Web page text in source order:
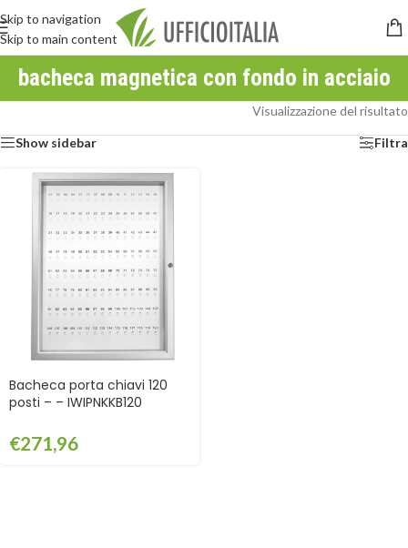
Skip to navigation
Skip to main content
bacheca magnetica con fondo in acciaio
Visualizzazione del risultato
Show sidebar Filtra
Bacheca porta chiavi 120
posti – – IWIPNKKB120
€271,96